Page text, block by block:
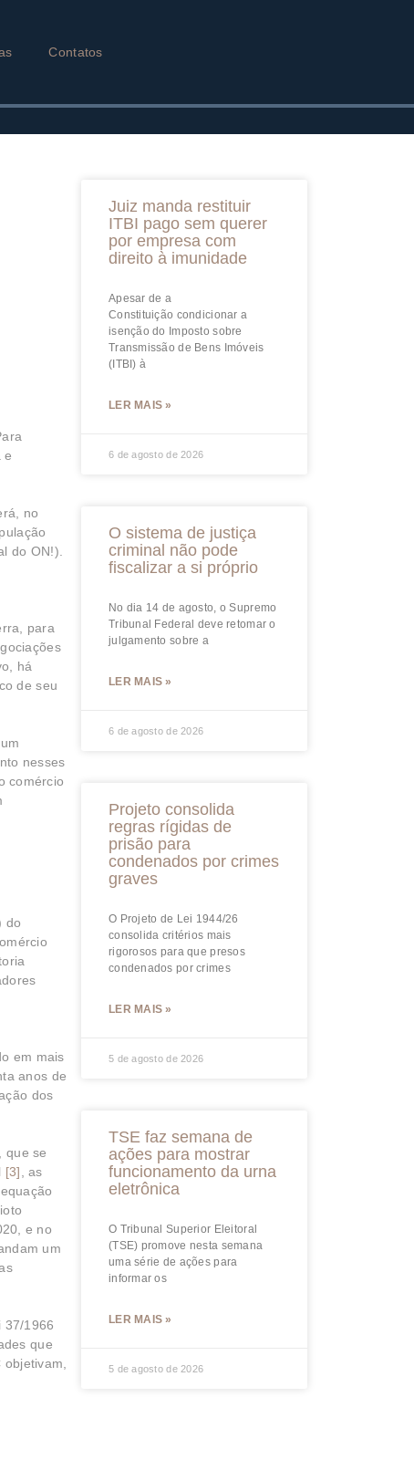
Contatos
e
no
do ON!).
para
há
de seu
nesses
comércio
do
em mais
anos de
dos
que se
[3], as
e no
um
37/1966
que
objetivam,
Juiz manda restituir
ITBI pago sem querer
por empresa com
direito à imunidade
Apesar de a
Constituição condicionar a
isenção do Imposto sobre
Transmissão de Bens Imóveis
(ITBI) à
LER MAIS »
6 de agosto de 2026
O sistema de justiça
criminal não pode
fiscalizar a si próprio
No dia 14 de agosto, o Supremo
Tribunal Federal deve retomar o
julgamento sobre a
LER MAIS »
6 de agosto de 2026
Projeto consolida
regras rígidas de
prisão para
condenados por crimes
graves
O Projeto de Lei 1944/26
consolida critérios mais
rigorosos para que presos
condenados por crimes
LER MAIS »
5 de agosto de 2026
TSE faz semana de
ações para mostrar
funcionamento da urna
eletrônica
O Tribunal Superior Eleitoral
(TSE) promove nesta semana
uma série de ações para
informar os
LER MAIS »
5 de agosto de 2026